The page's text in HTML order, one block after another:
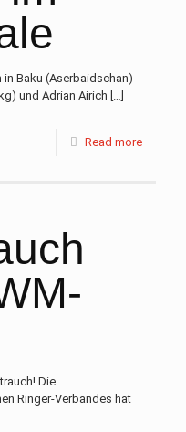
Baku (Aserbaidschan)
und Adrian Airich […]
Read more
Die
Ringer-Verbandes hat